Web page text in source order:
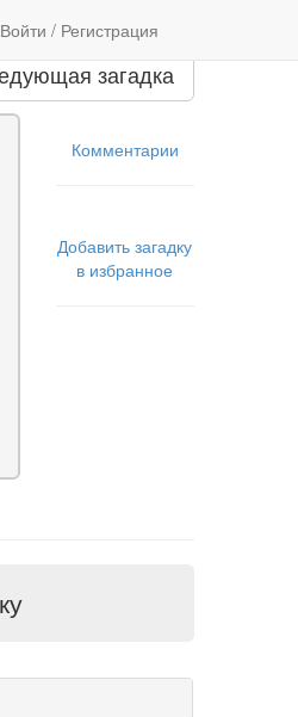
Войти / Регистрация
загадка
Комментарии
Добавить загадку
в избранное